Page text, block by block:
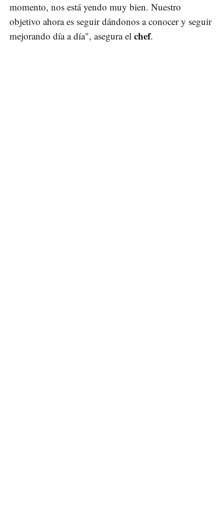
momento, nos está yendo muy bien. Nuestro
objetivo ahora es seguir dándonos a conocer y seguir
mejorando día a día", asegura el chef.